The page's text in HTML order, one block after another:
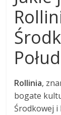
Rollinia,
bogate
Środkowej i